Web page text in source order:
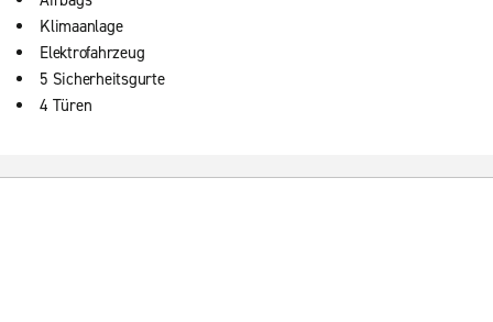
Klimaanlage
Elektrofahrzeug
5 Sicherheitsgurte
4 Türen